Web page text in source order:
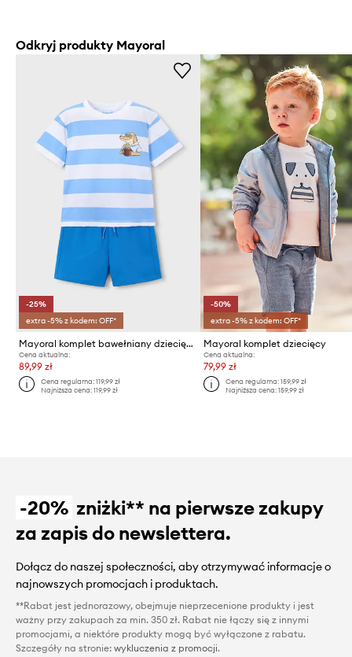
Odkryj produkty Mayoral
-25%
extra -5% z kodem: OFF*
Mayoral komplet bawełniany dziecięcy
Cena aktualna:
89,99 zł
Cena regularna:119,99 zł
Najniższa cena:119,99 zł
-50%
extra -5% z kodem: OFF*
Mayoral komplet dziecięcy
Cena aktualna:
79,99 zł
Cena regularna: 159,99 zł
Najniższa cena: 159,99 zł
-20% zniżki** na pierwsze zakupy
za zapis do newslettera.
Dołącz do naszej społeczności, aby otrzymywać informacje o
najnowszych promocjach i produktach.
**Rabat jest jednorazowy, obejmuje nieprzecenione produkty i jest
ważny przy zakupach za min. 350 zł. Rabat nie łączy się z innymi
promocjami, a niektóre produkty mogą być wyłączone z rabatu.
Szczegóły na stronie: wykluczenia z promocji.